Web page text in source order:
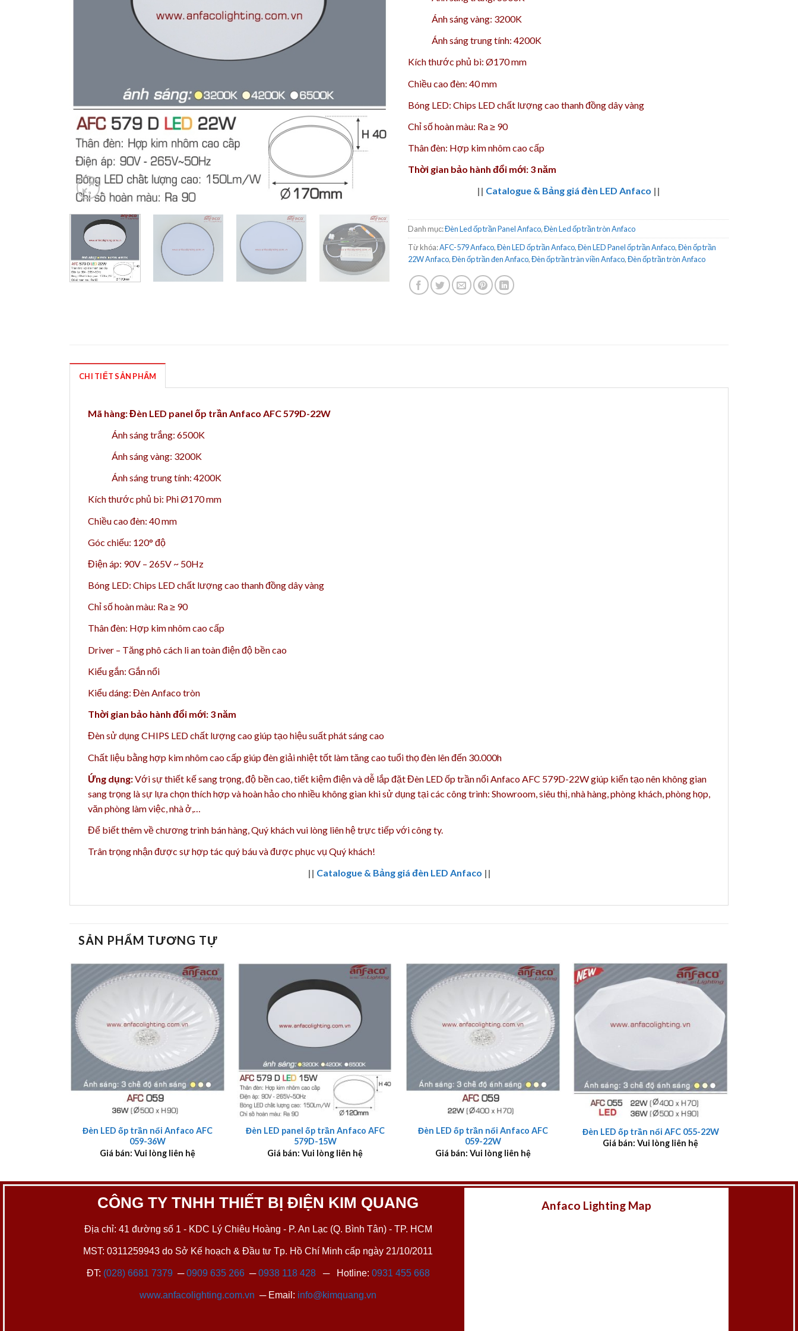
Ánh sáng vàng: 3200K
Ánh sáng trung tính: 4200K
Kích thước phủ bì: Ø170 mm
Chiều cao đèn: 40 mm
Bóng LED: Chips LED chất lượng cao thanh đồng dây vàng
Chỉ số hoàn màu: Ra ≥ 90
Thân đèn: Hợp kim nhôm cao cấp
Thời gian bảo hành đổi mới: 3 năm
|| Catalogue & Bảng giá đèn LED Anfaco ||
Danh mục:Đèn Led ốp trần Panel Anfaco,Đèn Led ốp trần tròn Anfaco
Từ khóa:AFC-579 Anfaco,Đèn LED ốp trần Anfaco,Đèn LED Panel ốp trần Anfaco,Đèn ốp trần
22W Anfaco,Đèn ốp trần đen Anfaco,Đèn ốp trần tràn viền Anfaco,Đèn ốp trần tròn Anfaco
CHI TIẾT SẢN PHẨM
Mã hàng: Đèn LED panel ốp trần Anfaco AFC 579D-22W
Ánh sáng trắng: 6500K
Ánh sáng vàng: 3200K
Ánh sáng trung tính: 4200K
Kích thước phủ bì: Phi Ø170 mm
Chiều cao đèn: 40 mm
Góc chiếu: 120° độ
Điện áp: 90V – 265V ~ 50Hz
Bóng LED: Chips LED chất lượng cao thanh đồng dây vàng
Chỉ số hoàn màu: Ra ≥ 90
Thân đèn: Hợp kim nhôm cao cấp
Driver – Tăng phô cách li an toàn điện độ bền cao
Kiểu gắn: Gắn nổi
Kiểu dáng: Đèn Anfaco tròn
Thời gian bảo hành đổi mới: 3 năm
Đèn sử dụng CHIPS LED chất lượng cao giúp tạo hiệu suất phát sáng cao
Chất liệu bằng hợp kim nhôm cao cấp giúp đèn giải nhiệt tốt làm tăng cao tuổi thọ đèn lên đến 30.000h
Ứng dụng:Với sự thiết kế sang trọng, độ bền cao, tiết kiệm điện và dễ lắp đặt Đèn LED ốp trần nổi Anfaco AFC 579D-22W giúp kiến tạo nên không gian
sang trọng là sự lựa chọn thích hợp và hoàn hảocho nhiều không gian khi sử dụng tại các công trình: Showroom, siêu thị, nhà hàng, phòng khách, phòng họp,
văn phòng làm việc, nhà ở,…
Để biết thêm về chương trình bán hàng,Quý khách vui lòng liên hệ trực tiếp với công ty.
Trân trọng nhận được sự hợp tác quý báu và được phục vụ Quý khách!
|| Catalogue & Bảng giá đèn LED Anfaco ||
SẢN PHẨM TƯƠNG TỰ
Đèn LED ốp trần nổi Anfaco AFC
059-36W
Giá bán: Vui lòng liên hệ
+
Đèn LED panel ốp trần Anfaco AFC
579D-15W
Giá bán: Vui lòng liên hệ
Đèn LED ốp trần nổi Anfaco AFC
059-22W
Giá bán: Vui lòng liên hệ
+
Đèn LED ốp trần nổi AFC 055-22W
Giá bán: Vui lòng liên hệ
CÔNG TY TNHH THIẾT BỊ ĐIỆN KIM QUANG
Địa chỉ: 41 đường số 1 - KDC Lý Chiêu Hoàng - P. An Lạc (Q. Bình Tân) - TP. HCM
MST: 0311259943 do Sở Kế hoạch & Đầu tư Tp. Hồ Chí Minh cấp ngày 21/10/2011
ĐT: (028) 6681 7379 ─0909 635 266─0938 118 428─ Hotline: 0931 455 668
www.anfacolighting.com.vn ─ Email: info@kimquang.vn
Anfaco Lighting Map